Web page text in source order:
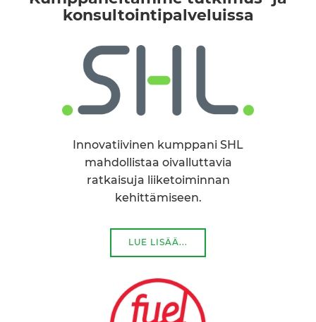
konsultointipalveluissa
Innovatiivinen kumppani SHL
mahdollistaa oivalluttavia
ratkaisuja liiketoiminnan
kehittämiseen.
LUE LISÄÄ...